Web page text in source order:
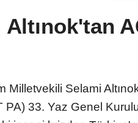
Milletvekili Selami
PA) 33. Yaz Genel